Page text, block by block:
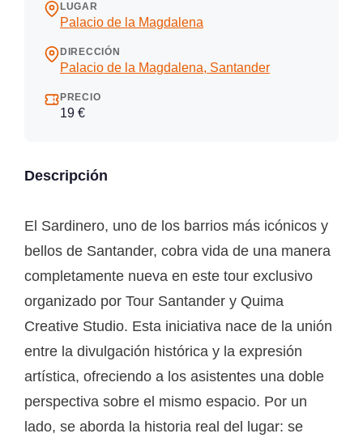
LUGAR
Palacio de la Magdalena
DIRECCIÓN
Palacio de la Magdalena, Santander
PRECIO
19 €
Descripción
El Sardinero, uno de los barrios más icónicos y
bellos de Santander, cobra vida de una manera
completamente nueva en este tour exclusivo
organizado por Tour Santander y Quima
Creative Studio. Esta iniciativa nace de la unión
entre la divulgación histórica y la expresión
artística, ofreciendo a los asistentes una doble
perspectiva sobre el mismo espacio. Por un
lado, se aborda la historia real del lugar: se